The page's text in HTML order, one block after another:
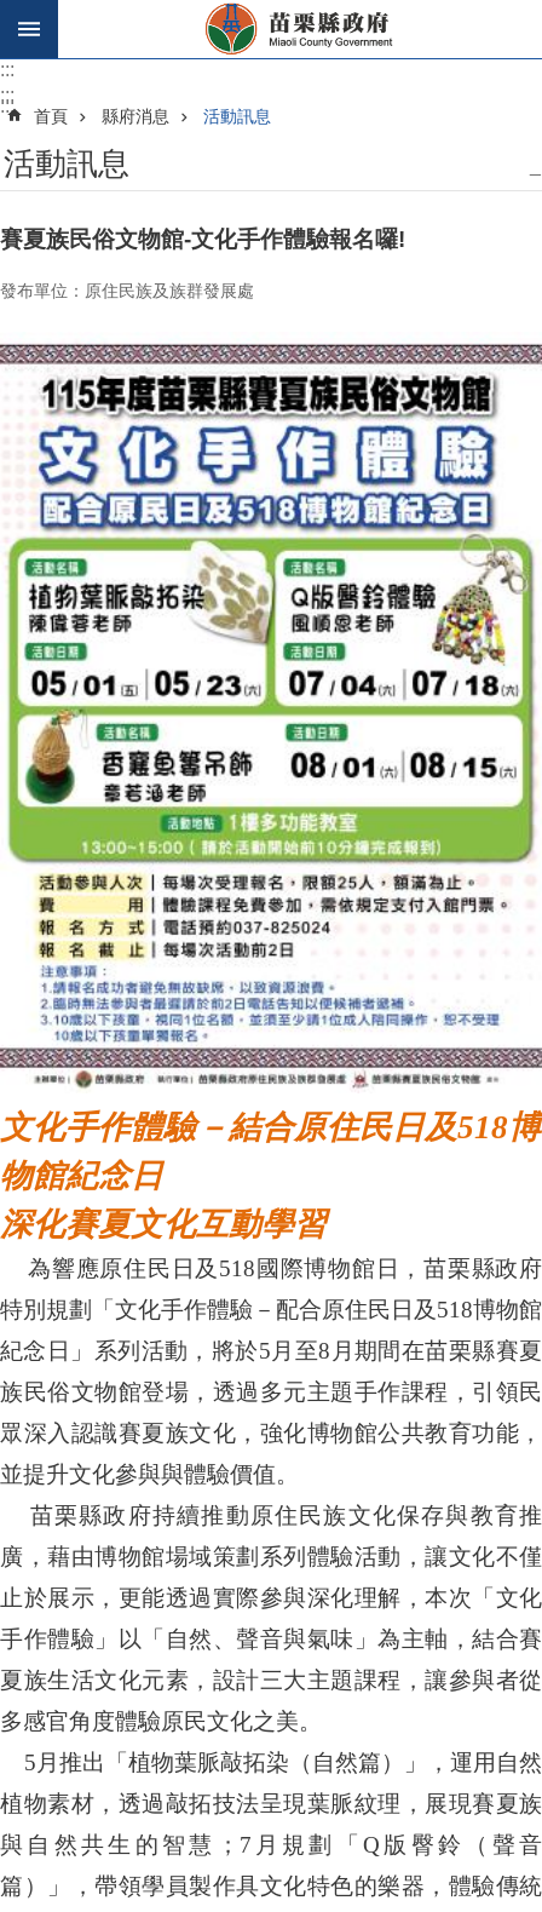
跳到主要內容區塊
:::
:::
::: 首頁 縣府消息 活動訊息
活動訊息
賽夏族民俗文物館-文化手作體驗報名囉!
發布單位：原住民族及族群發展處
文化手作體驗－結合原住民日及518博
物館紀念日
深化賽夏文化互動學習
為響應原住民日及 518國際博物館日，苗栗縣政府
特別規劃「文化手作體驗－配合原住民日及518博物館
紀念日」系列活動，將於5 月至8 月期間在苗栗縣賽夏
族民俗文物館登場，透過多元主題手作課程，引領民
眾深入認識賽夏族文化，強化博物館公共教育功能，
並提升文化參與與體驗價值。
苗栗縣政府持續推動原住民族文化保存與教育推
廣，藉由博物館場域策劃系列體驗活動，讓文化不僅
止於展示，更能透過實際參與深化理解，本次「文化
手作體驗」以「自然、聲音與氣味」為主軸，結合賽
夏族生活文化元素，設計三大主題課程，讓參與者從
多感官角度體驗原民文化之美。
5 月推出「植物葉脈敲拓染（自然篇）」，運用自然
植物素材，透過敲拓技法呈現葉脈紋理，展現賽夏族
與自然共生的智慧； 7 月規劃「Q 版臀鈴（聲音
篇）」，帶領學員製作具文化特色的樂器，體驗傳統